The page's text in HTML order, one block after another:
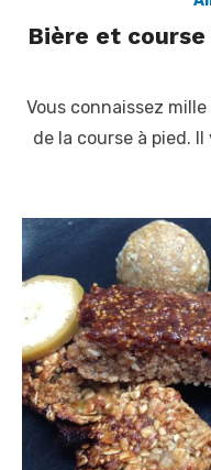
Bière et
Vous connaissez
de la course à pied.